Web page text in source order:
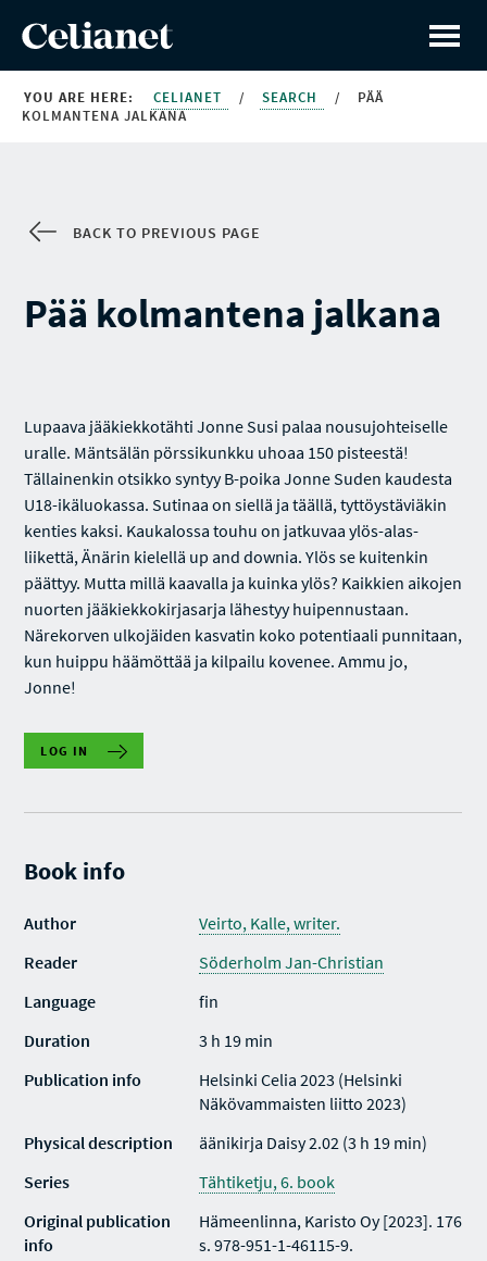
YOU ARE HERE: CELIANET / SEARCH /
PÄÄ
KOLMANTENA JALKANA
BACK TO PREVIOUS PAGE
Pää kolmantena jalkana
Lupaava jääkiekkotähti Jonne Susi palaa nousujohteiselle
uralle. Mäntsälän pörssikunkku uhoaa 150 pisteestä!
Tällainenkin otsikko syntyy B-poika Jonne Suden kaudesta
U18-ikäluokassa. Sutinaa on siellä ja täällä, tyttöystäviäkin
kenties kaksi. Kaukalossa touhu on jatkuvaa ylös-alas-
liikettä, Änärin kielellä up and downia. Ylös se kuitenkin
päättyy. Mutta millä kaavalla ja kuinka ylös? Kaikkien aikojen
nuorten jääkiekkokirjasarja lähestyy huipennustaan.
Närekorven ulkojäiden kasvatin koko potentiaali punnitaan,
kun huippu häämöttää ja kilpailu kovenee. Ammu jo,
Jonne!
LOG IN
Book info
Author
Veirto, Kalle, writer.
Reader
Söderholm Jan-Christian
Language
fin
Duration
3 h 19 min
Publication info
Helsinki Celia 2023 (Helsinki
Näkövammaisten liitto 2023)
Physical description
äänikirja Daisy 2.02 (3 h 19 min)
Series
Tähtiketju, 6. book
Original publication
info
Hämeenlinna, Karisto Oy [2023]. 176
s. 978-951-1-46115-9.